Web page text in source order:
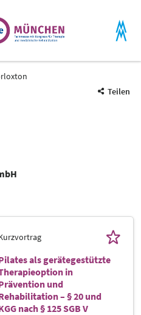
Teilen
als gerätegestützte
in
und
– § 20 und
nach § 125 SGB V